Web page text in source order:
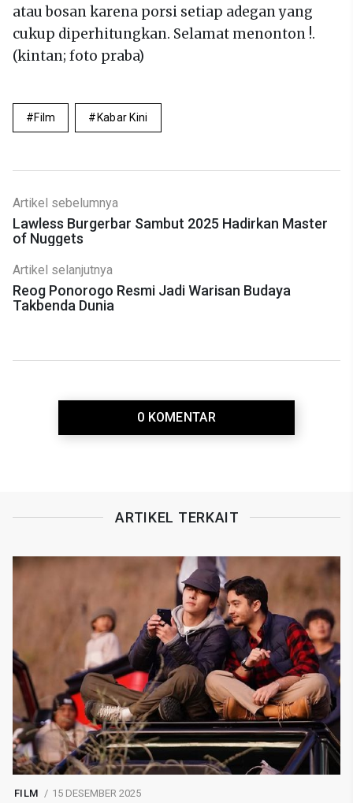
atau bosan karena porsi setiap adegan yang
cukup diperhitungkan. Selamat menonton !.
(kintan; foto praba)
Film Kabar Kini
Artikel sebelumnya
Lawless Burgerbar Sambut 2025 Hadirkan Master
of Nuggets
Artikel selanjutnya
Reog Ponorogo Resmi Jadi Warisan Budaya
Takbenda Dunia
0 KOMENTAR
ARTIKEL TERKAIT
FILM 15 DESEMBER 2025